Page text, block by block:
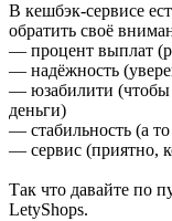
В кешбэк-сервисе
обратить своё
— процент выплат
— надёжность
— юзабилити (чтобы
деньги)
— стабильность (а то
— сервис (приятно,
Так что давайте по
LetyShops.